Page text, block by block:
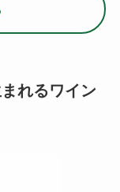
れるワイン